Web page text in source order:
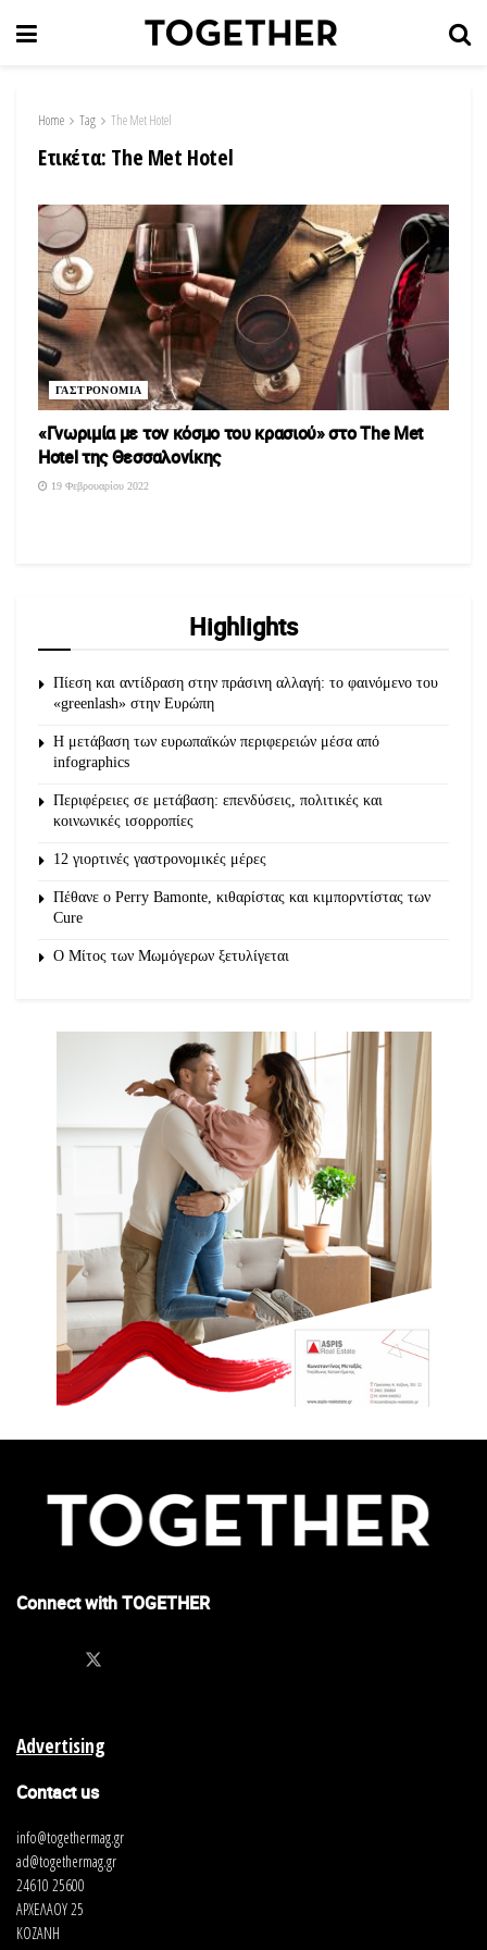
Home Tag The Met Hotel
Ετικέτα: The Met Hotel
ΓΑΣΤΡΟΝΟΜΙΑ
«Γνωριμία με τον κόσμο του κρασιού» στο The Met
Hotel της Θεσσαλονίκης
19 Φεβρουαρίου 2022
Highlights
Πίεση και αντίδραση στην πράσινη αλλαγή: το φαινόμενο του
«greenlash» στην Ευρώπη
Η μετάβαση των ευρωπαϊκών περιφερειών μέσα από
infographics
Περιφέρειες σε μετάβαση: επενδύσεις, πολιτικές και
κοινωνικές ισορροπίες
12 γιορτινές γαστρονομικές μέρες
Πέθανε ο Perry Bamonte, κιθαρίστας και κιμπορντίστας των
Cure
O Μίτος των Μωμόγερων ξετυλίγεται
Connect with TOGETHER
Advertising
Contact us
info@togethermag.gr
ad@togethermag.gr
24610 25600
ΑΡΧΕΛΑΟΥ 25
ΚΟΖΑΝΗ